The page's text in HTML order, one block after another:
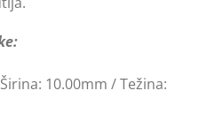
10.00mm / Težina: